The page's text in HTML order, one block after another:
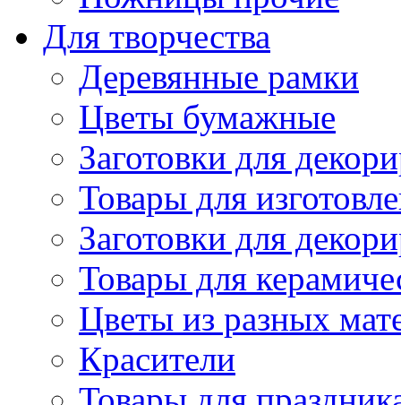
Для творчества
Деревянные рамки
Цветы бумажные
Заготовки для
Товары для
Заготовки для
Товары для
Цветы из разных
Красители